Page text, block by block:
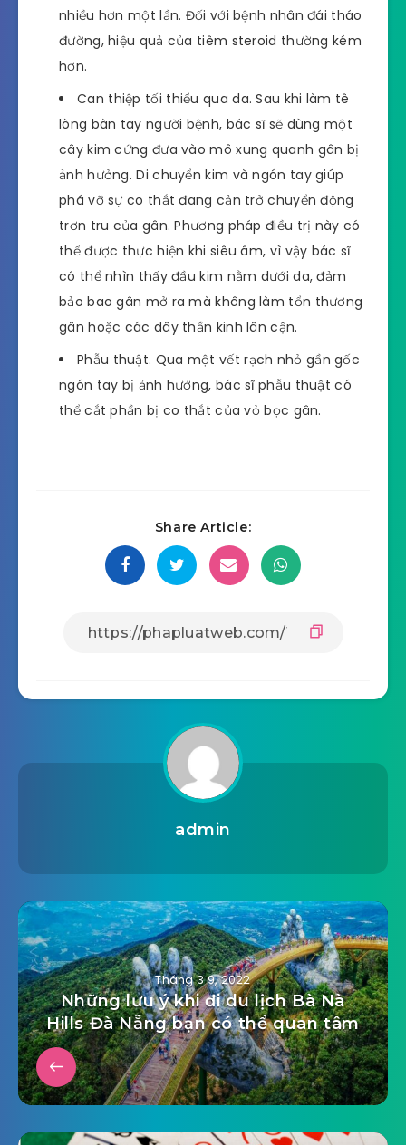
nhiều hơn một lần. Đối với bệnh nhân đái tháo
đường, hiệu quả của tiêm steroid thường kém
hơn.
Can thiệp tối thiểu qua da. Sau khi làm tê
lòng bàn tay người bệnh, bác sĩ sẽ dùng một
cây kim cứng đưa vào mô xung quanh gân bị
ảnh hưởng. Di chuyển kim và ngón tay giúp
phá vỡ sự co thắt đang cản trở chuyển động
trơn tru của gân. Phương pháp điều trị này có
thể được thực hiện khi siêu âm, vì vậy bác sĩ
có thể nhìn thấy đầu kim nằm dưới da, đảm
bảo bao gân mở ra mà không làm tổn thương
gân hoặc các dây thần kinh lân cận.
Phẫu thuật. Qua một vết rạch nhỏ gần gốc
ngón tay bị ảnh hưởng, bác sĩ phẫu thuật có
thể cắt phần bị co thắt của vỏ bọc gân.
Share Article:
admin
Tháng 3 9, 2022
Những lưu ý khi đi du lịch Bà Nà
Hills Đà Nẵng bạn có thể quan tâm